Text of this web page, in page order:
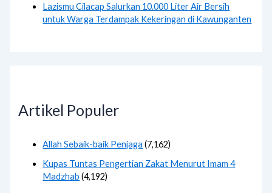
Lazismu Cilacap Salurkan 10.000 Liter Air Bersih
untuk Warga Terdampak Kekeringan di Kawunganten
Artikel Populer
Allah Sebaik-baik Penjaga (7,162)
Kupas Tuntas Pengertian Zakat Menurut Imam 4
Madzhab (4,192)